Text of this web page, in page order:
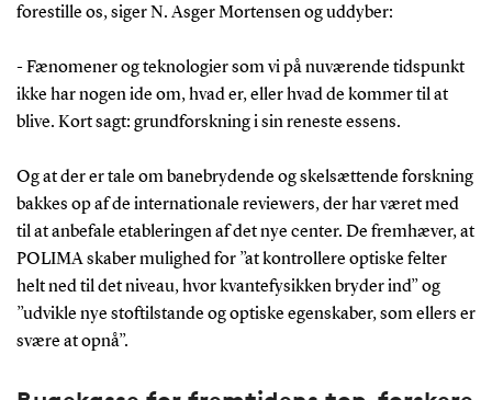
forestille os, siger N. Asger Mortensen og uddyber:
- Fænomener og teknologier som vi på nuværende tidspunkt
ikke har nogen ide om, hvad er, eller hvad de kommer til at
blive. Kort sagt: grundforskning i sin reneste essens.
Og at der er tale om banebrydende og skelsættende forskning
bakkes op af de internationale reviewers, der har været med
til at anbefale etableringen af det nye center. De fremhæver, at
POLIMA skaber mulighed for ”at kontrollere optiske felter
helt ned til det niveau, hvor kvantefysikken bryder ind” og
”udvikle nye stoftilstande og optiske egenskaber, som ellers er
svære at opnå”.